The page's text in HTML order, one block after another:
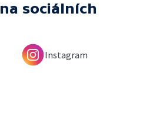
na sociálních
Instagram